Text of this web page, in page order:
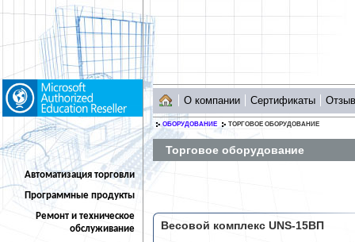
Автоматизация торговли
Программные продукты
Ремонт и техническое
обслуживание
О компании Сертификаты
ОБОРУДОВАНИЕ ТОРГОВОЕ ОБОРУДОВАНИЕ
Торговое оборудование
Весовой комплекс UNS-15ВП